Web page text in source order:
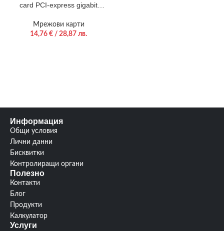
card PCI-express gigabit
profile
Мрежови карти
14,76 € / 28,87 лв.
Информация
Общи условия
Лични данни
Бисквитки
Контролиращи органи
Полезно
Контакти
Блог
Продукти
Калкулатор
Услуги